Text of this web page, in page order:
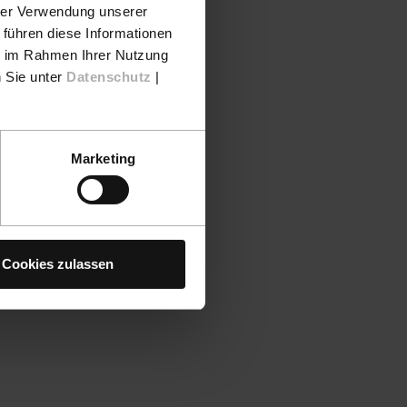
Verwendung unserer
diese Informationen
Rahmen Ihrer Nutzung
Sie unter Datenschutz |
Marketing
Cookies zulassen